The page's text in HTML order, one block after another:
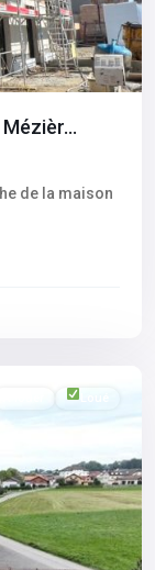
de la maison